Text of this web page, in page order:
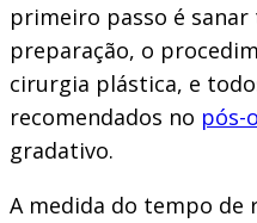
primeiro passo é sanar
preparação, o
cirurgia plástica, e
recomendados no pós-
gradativo.
A medida do tempo de